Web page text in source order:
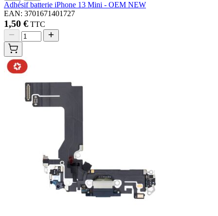
Adhésif batterie iPhone 13 Mini - OEM NEW
EAN: 3701671401727
1,50 € TTC